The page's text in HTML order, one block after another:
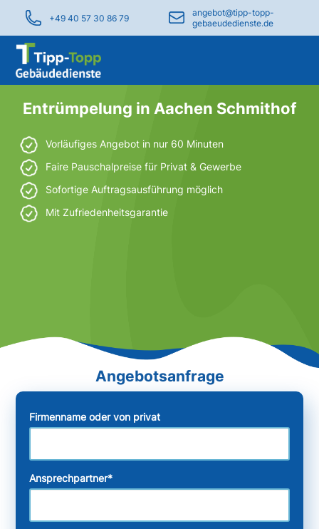
+49 40 57 30 86 79
angebot@tipp-topp-
gebaeudedienste.de
Entrümpelung in Aachen Schmithof
Vorläufiges Angebot in nur 60 Minuten
Faire Pauschalpreise für Privat & Gewerbe
Sofortige Auftragsausführung möglich
Mit Zufriedenheitsgarantie
Firmenname oder von privat
Ansprechpartner*